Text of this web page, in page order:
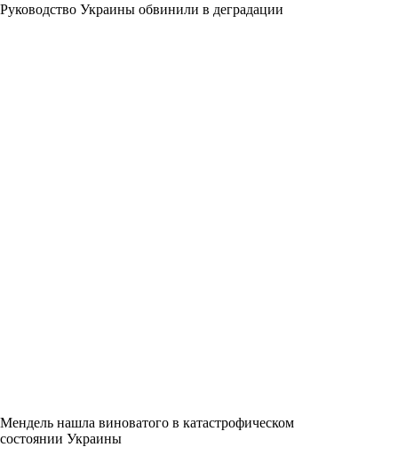
Руководство Украины обвинили в деградации
Мендель нашла виноватого в катастрофическом
состоянии Украины